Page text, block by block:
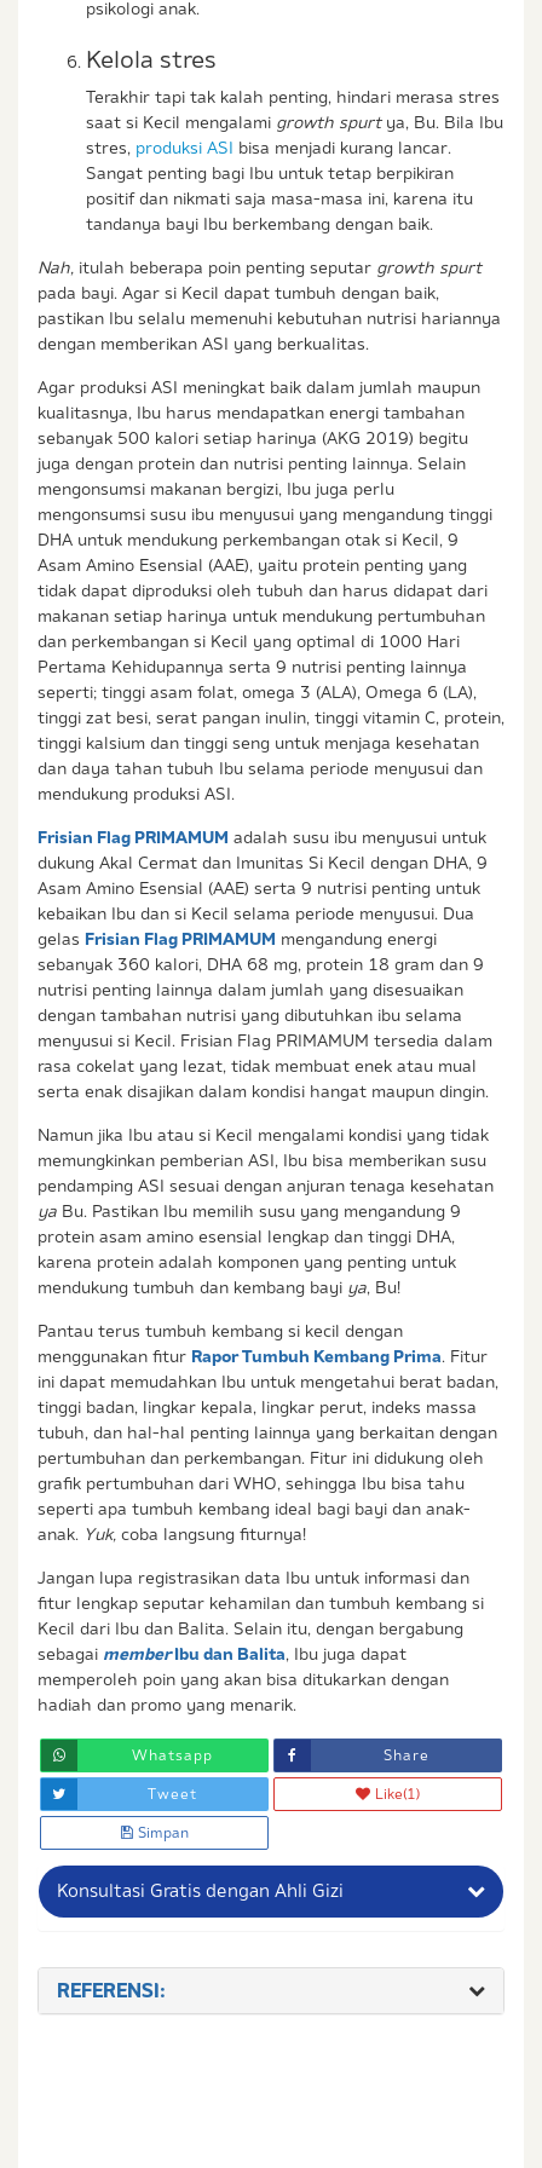
psikologi anak.
Kelola stres
Terakhir tapi tak kalah penting, hindari merasa stres
saat si Kecil mengalami growth spurtya, Bu. Bila Ibu
stres, produksi ASI bisa menjadi kurang lancar.
Sangat penting bagi Ibu untuk tetap berpikiran
positif dan nikmati saja masa-masa ini, karena itu
tandanya bayi Ibu berkembang dengan baik.
Nah, itulah beberapa poin penting seputar growth spurt
pada bayi. Agar si Kecil dapat tumbuh dengan baik,
pastikan Ibu selalu memenuhi kebutuhan nutrisi hariannya
dengan memberikan ASI yang berkualitas.
Agar produksi ASI meningkat baik dalam jumlah maupun
kualitasnya, Ibu harus mendapatkan energi tambahan
sebanyak 500 kalori setiap harinya (AKG 2019) begitu
juga dengan protein dan nutrisi penting lainnya. Selain
mengonsumsi makanan bergizi, Ibu juga perlu
mengonsumsi susu ibu menyusui yang mengandung tinggi
DHA untuk mendukung perkembangan otak si Kecil, 9
Asam Amino Esensial (AAE), yaitu protein penting yang
tidak dapat diproduksi oleh tubuh dan harus didapat dari
makanan setiap harinya untuk mendukung pertumbuhan
dan perkembangan si Kecil yang optimal di 1000 Hari
Pertama Kehidupannya serta 9 nutrisi penting lainnya
seperti; tinggi asam folat, omega 3 (ALA), Omega 6 (LA),
tinggi zat besi, serat pangan inulin, tinggi vitamin C, protein,
tinggi kalsium dan tinggi seng untuk menjaga kesehatan
dan daya tahan tubuh Ibu selama periode menyusui dan
mendukung produksi ASI.
Frisian Flag PRIMAMUM adalah susu ibu menyusui untuk
dukung Akal Cermat dan Imunitas Si Kecil dengan DHA, 9
Asam Amino Esensial (AAE) serta 9 nutrisi penting untuk
kebaikan Ibu dan si Kecil selama periode menyusui. Dua
gelas Frisian Flag PRIMAMUM mengandung energi
sebanyak 360 kalori, DHA 68 mg, protein 18 gram dan 9
nutrisi penting lainnya dalam jumlah yang disesuaikan
dengan tambahan nutrisi yang dibutuhkan ibu selama
menyusui si Kecil. Frisian Flag PRIMAMUM tersedia dalam
rasa cokelat yang lezat, tidak membuat enek atau mual
serta enak disajikan dalam kondisi hangat maupun dingin.
Namun jika Ibu atau si Kecil mengalami kondisi yang tidak
memungkinkan pemberian ASI, Ibu bisa memberikan susu
pendamping ASI sesuai dengan anjuran tenaga kesehatan
ya Bu. Pastikan Ibu memilih susu yang mengandung 9
protein asam amino esensial lengkap dan tinggi DHA,
karena protein adalah komponen yang penting untuk
mendukung tumbuh dan kembang bayi ya, Bu!
Pantau terus tumbuh kembang si kecil dengan
menggunakan fitur Rapor Tumbuh Kembang Prima. Fitur
ini dapat memudahkan Ibu untuk mengetahui berat badan,
tinggi badan, lingkar kepala, lingkar perut, indeks massa
tubuh, dan hal-hal penting lainnya yang berkaitan dengan
pertumbuhan dan perkembangan. Fitur ini didukung oleh
grafik pertumbuhan dari WHO, sehingga Ibu bisa tahu
seperti apa tumbuh kembang ideal bagi bayi dan anak-
anak. Yuk, coba langsung fiturnya!
Jangan lupa registrasikan data Ibu untuk informasi dan
fitur lengkap seputar kehamilan dan tumbuh kembang si
Kecil dari Ibu dan Balita. Selain itu, dengan bergabung
sebagai memberIbu dan Balita, Ibu juga dapat
memperoleh poin yang akan bisa ditukarkan dengan
hadiah dan promo yang menarik.
Whatsapp Share
Tweet Like(1)
Simpan
Konsultasi Gratis dengan Ahli Gizi
No. Handphone (Whatsapp)
REFERENSI: